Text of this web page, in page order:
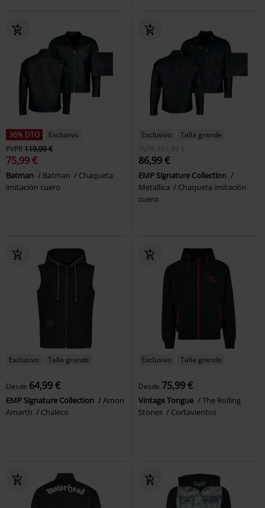
36% DTO
Exclusivo
PVPR119,99 €
75,99 €
Batman Batman
Chaqueta
imitación cuero
Exclusivo
Talla grande
PVPR 107,99 €
86,99 €
EMP Signature Collection
Metallica
Chaqueta imitación
cuero
Exclusivo Talla grande
Desde 64,99 €
EMP Signature Collection
Amon
Amarth
Chaleco
Exclusivo Talla grande
Desde 75,99 €
Vintage Tongue
The Rolling
Stones
Cortavientos